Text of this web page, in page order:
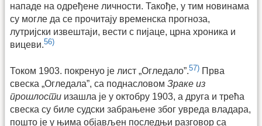
нападе на одређене личности. Такође, у тим новинама
су могле да се прочитају временска прогноза,
лутријски извештаји, вести с пијаце, црна хроника и
вицеви.56)
Током 1903. покренуо је лист „Огледало”.57) Прва
свеска „Огледала”, са поднасловом Зраке из
прошлости изашла је у октобру 1903, а друга и трећа
свеска су биле судски забрањене због увреда владара,
пошто је у њима објављен последњи разговор са